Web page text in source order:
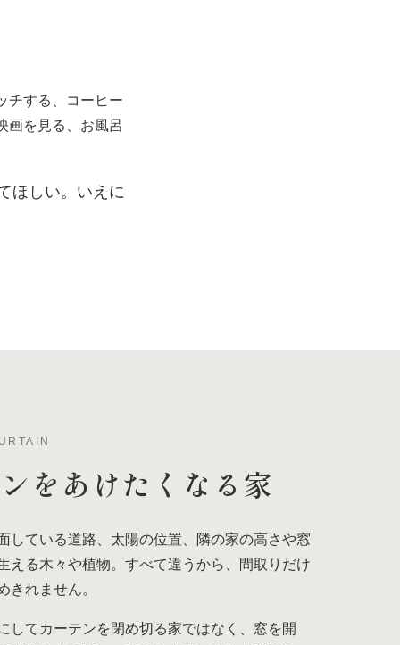
チする、コーヒー
画を見る、お風呂
ほしい。いえに
を あけたくなる家
している道路、太陽の位置、隣の家の高さや窓
える木々や植物。すべて違うから、間取りだけ
きれません。
してカーテンを閉め切る家ではなく、窓を開